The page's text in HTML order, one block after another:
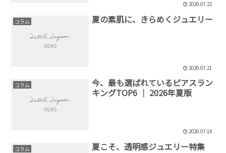
2026.07.22
コラム 夏の素肌に、きらめくジュエリー
2026.07.21
コラム
今、最も選ばれているピアスラン
キングTOP6 │ 2026年夏版
2026.07.14
コラム 夏こそ、透明感ジュエリー特集